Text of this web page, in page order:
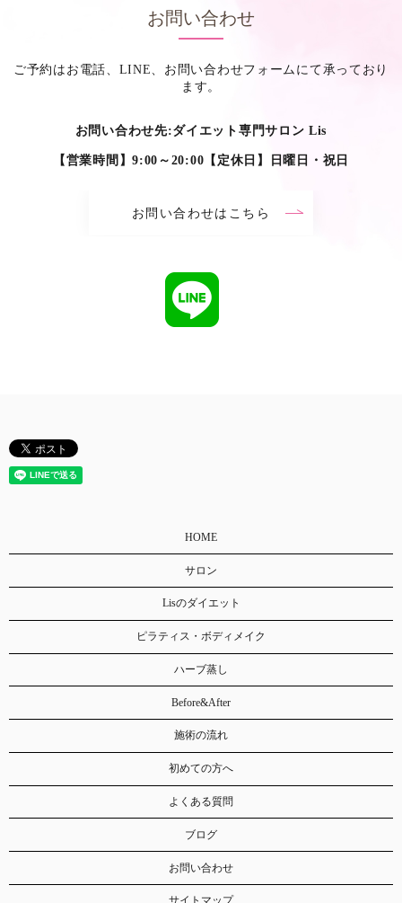
お問い合わせ
ご予約はお電話、LINE、お問い合わせフォームにて承っており
ます。
お問い合わせ先:ダイエット専門サロン Lis
【営業時間】9:00～20:00【定休日】日曜日・祝日
お問い合わせはこちら
HOME
サロン
Lisのダイエット
ピラティス・ボディメイク
ハーブ蒸し
Before&After
施術の流れ
初めての方へ
よくある質問
ブログ
お問い合わせ